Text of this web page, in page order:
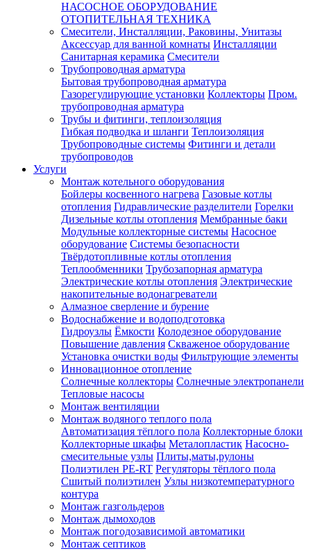
НАСОСНОЕ ОБОРУДОВАНИЕ
ОТОПИТЕЛЬНАЯ ТЕХНИКА
Смесители, Инсталляции, Раковины, Унитазы
Аксессуар для ванной комнаты Инсталляции
Санитарная керамика Смесители
Трубопроводная арматура
Бытовая трубопроводная арматура
Газорегулирующие установки Коллекторы Пром.
трубопроводная арматура
Трубы и фитинги, теплоизоляция
Гибкая подводка и шланги Теплоизоляция
Трубопроводные системы Фитинги и детали
трубопроводов
Услуги
Монтаж котельного оборудования
Бойлеры косвенного нагрева Газовые котлы
отопления Гидравлические разделители Горелки
Дизельные котлы отопления Мембранные баки
Модульные коллекторные системы Насосное
оборудование Системы безопасности
Твёрдотопливные котлы отопления
Теплообменники Трубозапорная арматура
Электрические котлы отопления Электрические
накопительные водонагреватели
Алмазное сверление и бурение
Водоснабжение и водоподготовка
Гидроузлы Ёмкости Колодезное оборудование
Повышение давления Скваженое оборудование
Установка очистки воды Фильтрующие элементы
Инновационное отопление
Солнечные коллекторы Солнечные электропанели
Тепловые насосы
Монтаж вентиляции
Монтаж водяного теплого пола
Автоматизация тёплого пола Коллекторные блоки
Коллекторные шкафы Металопластик Насосно-
смесительные узлы Плиты,маты,рулоны
Полиэтилен PE-RT Регуляторы тёплого пола
Сшитый полиэтилен Узлы низкотемпературного
контура
Монтаж газгольдеров
Монтаж дымоходов
Монтаж погодозависимой автоматики
Монтаж септиков